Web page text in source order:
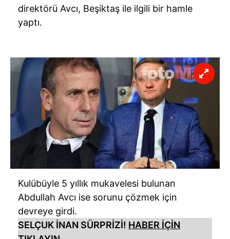
direktörü Avcı, Beşiktaş ile ilgili bir hamle
yaptı.
Kulübüyle 5 yıllık mukavelesi bulunan
Abdullah Avcı ise sorunu çözmek için
devreye girdi.
SELÇUK İNAN SÜRPRİZİ! HABER İÇİN